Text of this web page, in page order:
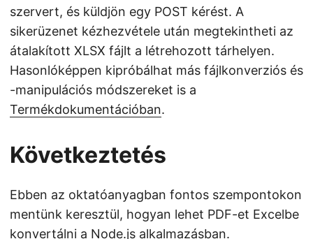
szervert, és küldjön egy POST kérést. A
sikerüzenet kézhezvétele után megtekintheti az
átalakított XLSX fájlt a létrehozott tárhelyen.
Hasonlóképpen kipróbálhat más fájlkonverziós és
-manipulációs módszereket is a
Termékdokumentációban.
Következtetés
Ebben az oktatóanyagban fontos szempontokon
mentünk keresztül, hogyan lehet PDF-et Excelbe
konvertálni a Node.js alkalmazásban.